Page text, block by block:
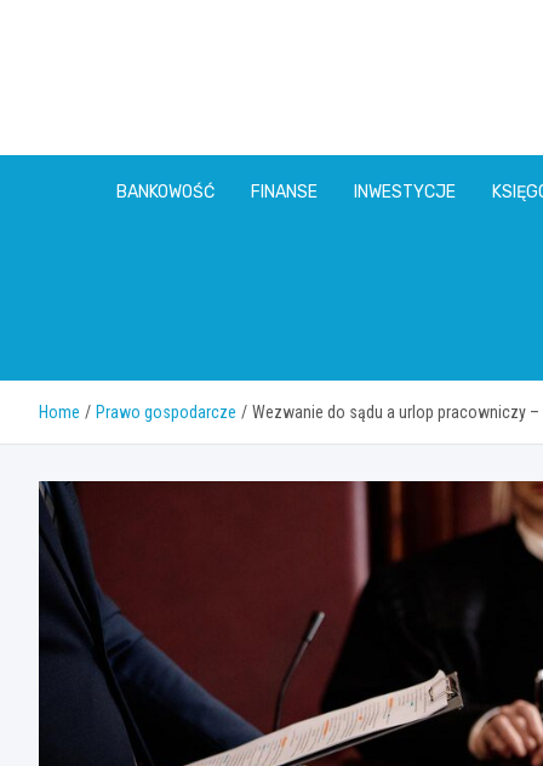
BANKOWOŚĆ FINANSE INWESTYCJE
Home Prawo gospodarcze Wezwanie do sądu a urlop pracowniczy